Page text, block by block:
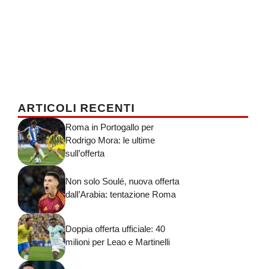
ARTICOLI RECENTI
Roma in Portogallo per
Rodrigo Mora: le ultime
sull’offerta
Non solo Soulé, nuova offerta
dall’Arabia: tentazione Roma
Doppia offerta ufficiale: 40
milioni per Leao e Martinelli